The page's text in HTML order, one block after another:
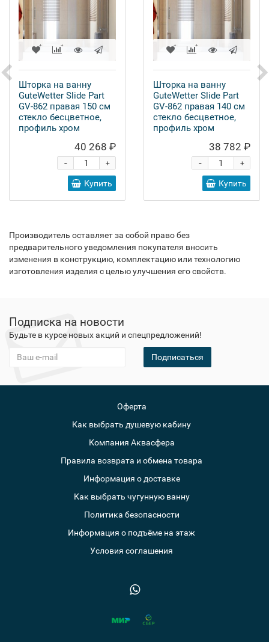
Шторка на ванну
GuteWetter Slide Part
GV-862 правая 150 см
стекло бесцветное,
профиль хром
40 268 ₽
+
-
Купить
Шторка на ванну
GuteWetter Slide Part
GV-862 правая 140 см
стекло бесцветное,
профиль хром
38 782 ₽
+
-
Купить
Производитель оставляет за собой право без
предварительного уведомления покупателя вносить
изменения в конструкцию, комплектацию или технологию
изготовления изделия с целью улучшения его свойств.
Подписка на новости
Будьте в курсе новых акций и спецпредложений!
Подписаться
Оферта
Как выбрать душевую кабину
Компания Аквасфера
Правила возврата и обмена товара
Информация о доставке
Как выбрать чугунную ванну
Политика безопасности
Информация о подъёме на этаж
Условия соглашения